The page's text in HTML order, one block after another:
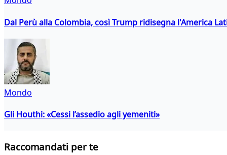
Dal Perù alla Colombia, così Trump ridisegna l'America
Mondo
Gli Houthi: «Cessi l’assedio agli yemeniti»
Raccomandati per te